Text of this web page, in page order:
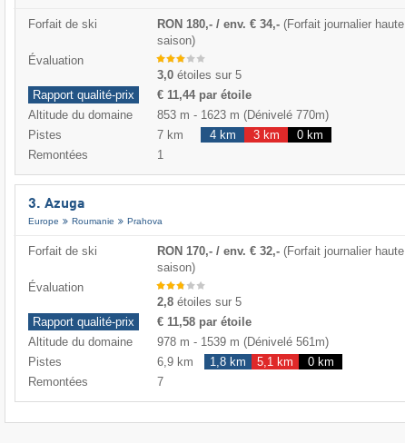
Forfait de ski RON 180,- / env. € 34,- (Forfait journalier haute
saison)
Évaluation
3,0 étoiles sur 5
Rapport qualité-prix
€ 11,44 par étoile
Altitude du domaine
853 m - 1623 m (Dénivelé 770m)
Pistes
7 km 4 km 3 km
0 km
Remontées
1
3. Azuga
Europe Roumanie Prahova
Forfait de ski RON 170,- / env. € 32,- (Forfait journalier haute
saison)
Évaluation
2,8 étoiles sur 5
Rapport qualité-prix
€ 11,58 par étoile
Altitude du domaine
978 m - 1539 m (Dénivelé 561m)
Pistes
6,9 km 1,8 km 5,1 km
0 km
Remontées
7